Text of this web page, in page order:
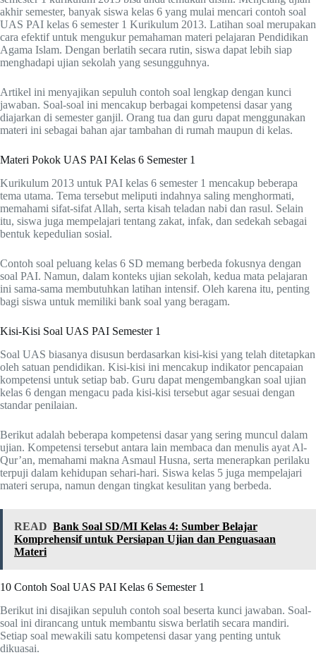
akhir semester, banyak siswa kelas 6 yang mulai mencari contoh soal
UAS PAI kelas 6 semester 1 Kurikulum 2013. Latihan soal merupakan
cara efektif untuk mengukur pemahaman materi pelajaran Pendidikan
Agama Islam. Dengan berlatih secara rutin, siswa dapat lebih siap
menghadapi ujian sekolah yang sesungguhnya.
Artikel ini menyajikan sepuluh contoh soal lengkap dengan kunci
jawaban. Soal-soal ini mencakup berbagai kompetensi dasar yang
diajarkan di semester ganjil. Orang tua dan guru dapat menggunakan
materi ini sebagai bahan ajar tambahan di rumah maupun di kelas.
Materi Pokok UAS PAI Kelas 6 Semester 1
Kurikulum 2013 untuk PAI kelas 6 semester 1 mencakup beberapa
tema utama. Tema tersebut meliputi indahnya saling menghormati,
memahami sifat-sifat Allah, serta kisah teladan nabi dan rasul. Selain
itu, siswa juga mempelajari tentang zakat, infak, dan sedekah sebagai
bentuk kepedulian sosial.
Contoh soal peluang kelas 6 SD memang berbeda fokusnya dengan
soal PAI. Namun, dalam konteks ujian sekolah, kedua mata pelajaran
ini sama-sama membutuhkan latihan intensif. Oleh karena itu, penting
bagi siswa untuk memiliki bank soal yang beragam.
Kisi-Kisi Soal UAS PAI Semester 1
Soal UAS biasanya disusun berdasarkan kisi-kisi yang telah ditetapkan
oleh satuan pendidikan. Kisi-kisi ini mencakup indikator pencapaian
kompetensi untuk setiap bab. Guru dapat mengembangkan soal ujian
kelas 6 dengan mengacu pada kisi-kisi tersebut agar sesuai dengan
standar penilaian.
Berikut adalah beberapa kompetensi dasar yang sering muncul dalam
ujian. Kompetensi tersebut antara lain membaca dan menulis ayat Al-
Qur’an, memahami makna Asmaul Husna, serta menerapkan perilaku
terpuji dalam kehidupan sehari-hari. Siswa kelas 5 juga mempelajari
materi serupa, namun dengan tingkat kesulitan yang berbeda.
READ Bank Soal SD/MI Kelas 4: Sumber Belajar
Komprehensif untuk Persiapan Ujian dan Penguasaan
Materi
10 Contoh Soal UAS PAI Kelas 6 Semester 1
Berikut ini disajikan sepuluh contoh soal beserta kunci jawaban. Soal-
soal ini dirancang untuk membantu siswa berlatih secara mandiri.
Setiap soal mewakili satu kompetensi dasar yang penting untuk
dikuasai.